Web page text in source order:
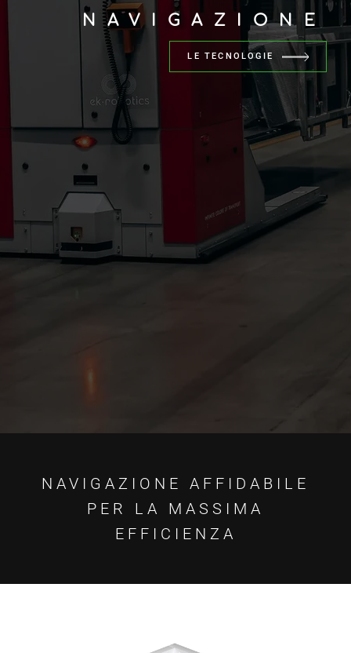
NAVIGAZIONE
LE TECNOLOGIE
NAVIGAZIONE AFFIDABILE
PER LA MASSIMA
EFFICIENZA